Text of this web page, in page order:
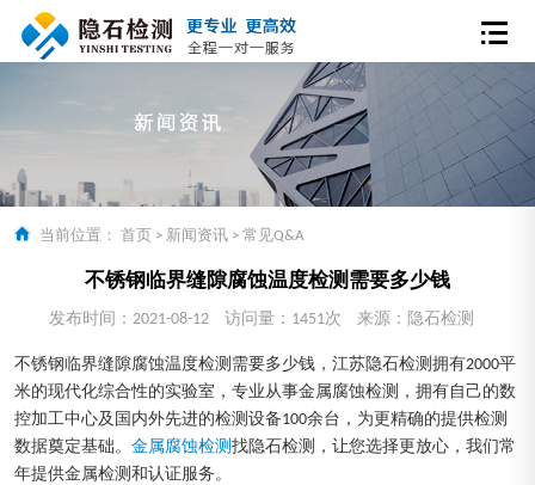
当前位置： 首页 > 新闻资讯 > 常见Q&A
不锈钢临界缝隙腐蚀温度检测需要多少钱
发布时间：2021-08-12 访问量：1451次 来源：隐石检测
不锈钢临界缝隙腐蚀温度检测需要多少钱，江苏隐石检测拥有2000平
米的现代化综合性的实验室，专业从事金属腐蚀检测，拥有自己的数
控加工中心及国内外先进的检测设备100余台，为更精确的提供检测
数据奠定基础。 金属腐蚀检测 找隐石检测，让您选择更放心，我们常
年提供金属检测和认证服务。